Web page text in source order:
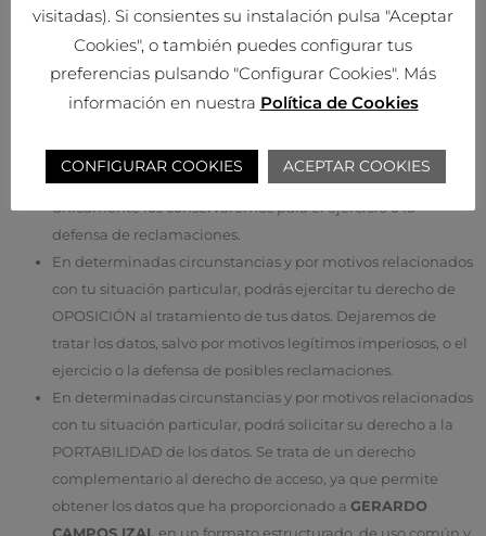
Derecho de solicitar la RECTIFICACIÓN de los satos
inexactos
Derecho de solicitar la SUPRESIÓN de tus datos, cuando,
entre otros motivos, los datos ya no sean necesarios para los
En determinadas circunstancias, podrás solicitar la
LIMITACIÓN DEL TRATAMIENTO de tus datos, en cuyo caso
únicamente los conservaremos para el ejercicio o la
defensa de reclamaciones.
En determinadas circunstancias y por motivos relacionados
con tu situación particular, podrás ejercitar tu derecho de
OPOSICIÓN al tratamiento de tus datos. Dejaremos de
tratar los datos, salvo por motivos legítimos imperiosos, o el
ejercicio o la defensa de posibles reclamaciones.
En determinadas circunstancias y por motivos relacionados
con tu situación particular, podrá solicitar su derecho a la
PORTABILIDAD de los datos. Se trata de un derecho
complementario al derecho de acceso, ya que permite
obtener los datos que ha proporcionado aGERARDO
visitadas). Si consientes su instalación pulsa "Aceptar
Cookies", o también puedes configurar tus
preferencias pulsando "Configurar Cookies". Más
información en nuestra Política de Cookies
CONFIGURAR COOKIES ACEPTAR COOKIES